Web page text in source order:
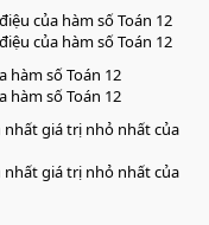
của hàm số Toán 12
của hàm số Toán 12
hàm số Toán 12
hàm số Toán 12
nhất giá trị nhỏ nhất của
nhất giá trị nhỏ nhất của